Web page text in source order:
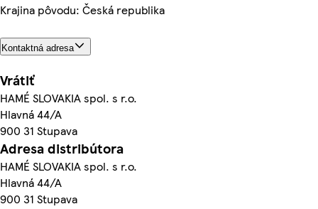
Krajina pôvodu: Česká republika
Kontaktná adresa
Vrátiť
HAMÉ SLOVAKIA spol. s r.o.
Hlavná 44/A
900 31 Stupava
Adresa distribútora
HAMÉ SLOVAKIA spol. s r.o.
Hlavná 44/A
900 31 Stupava